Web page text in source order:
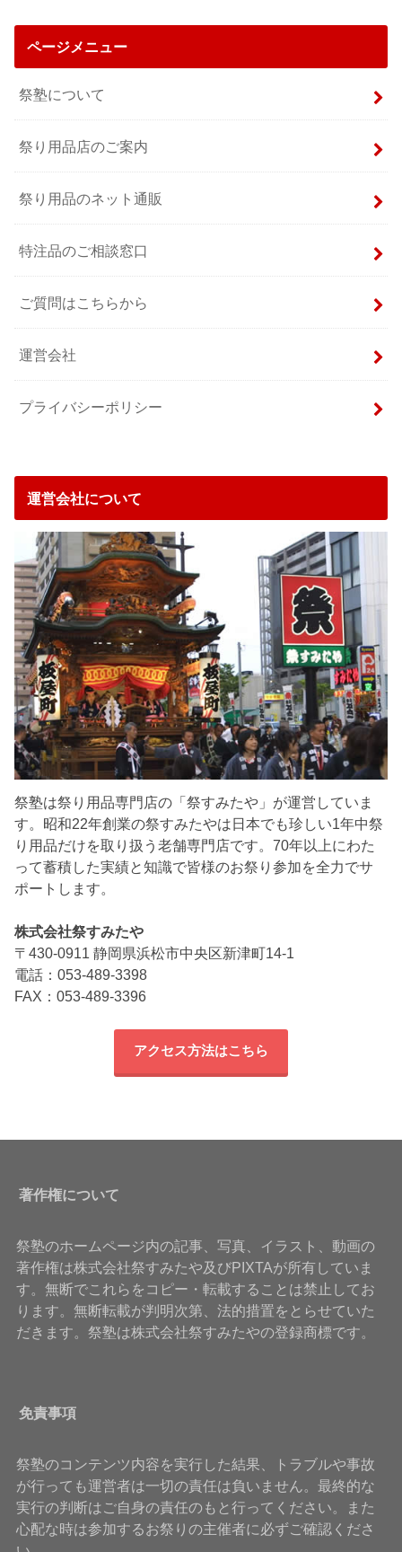
ページメニュー
祭塾について
祭り用品店のご案内
祭り用品のネット通販
特注品のご相談窓口
ご質問はこちらから
運営会社
プライバシーポリシー
運営会社について
祭塾は祭り用品専門店の「祭すみたや」が運営していま
す。昭和22年創業の祭すみたやは日本でも珍しい1年中祭
り用品だけを取り扱う老舗専門店です。70年以上にわた
って蓄積した実績と知識で皆様のお祭り参加を全力でサ
ポートします。
株式会社祭すみたや
〒430-0911 静岡県浜松市中央区新津町14-1
電話：053-489-3398
FAX：053-489-3396
アクセス方法はこちら
著作権について
祭塾のホームページ内の記事、写真、イラスト、動画の
著作権は株式会社祭すみたや及びPIXTAが所有していま
す。無断でこれらをコピー・転載することは禁止してお
ります。無断転載が判明次第、法的措置をとらせていた
だきます。祭塾は株式会社祭すみたやの登録商標です。
免責事項
祭塾のコンテンツ内容を実行した結果、トラブルや事故
が行っても運営者は一切の責任は負いません。最終的な
実行の判断はご自身の責任のもと行ってください。また
心配な時は参加するお祭りの主催者に必ずご確認くださ